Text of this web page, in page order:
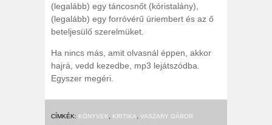
(legalább) egy táncosnőt (kóristalány),
(legalább) egy forróvérű úriembert és az ő
beteljesülő szerelmüket.
Ha nincs más, amit olvasnál éppen, akkor
hajrá, vedd kezedbe, mp3 lejátszódba.
Egyszer megéri.
CÍMKÉK: KÖNYVEK KRITIKA VASZARY GÁBOR